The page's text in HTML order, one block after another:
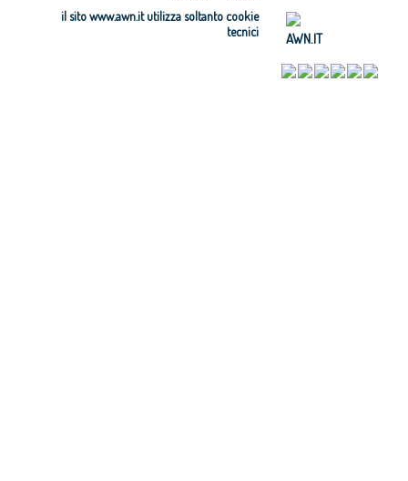
il sito www.awn.it utilizza soltanto cookie
tecnici
AWN.IT